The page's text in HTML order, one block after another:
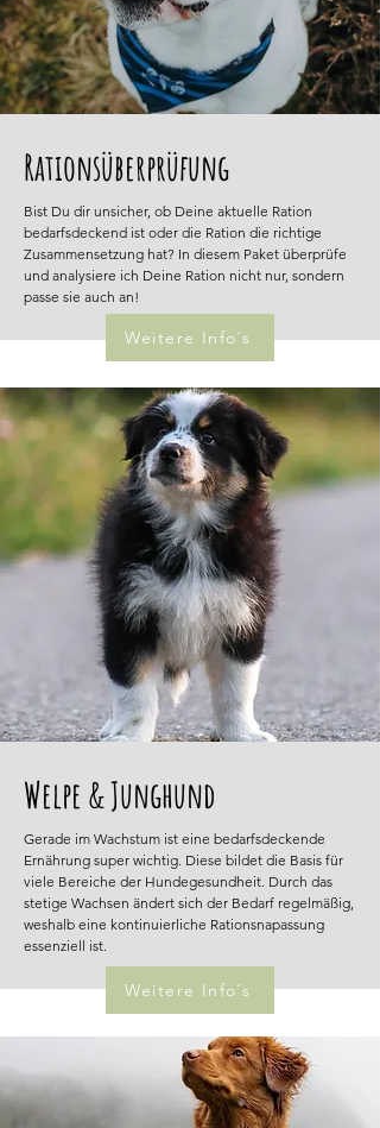
Rationsüberprüfung
Bist Du dir unsicher, ob Deine aktuelle Ration
bedarfsdeckend ist oder die Ration die richtige
Zusammensetzung hat? In diesem Paket überprüfe
und analysiere ich Deine Ration nicht nur, sondern
passe sie auch an!
Welpe & Junghund
Gerade im Wachstum ist eine bedarfsdeckende
Ernährung super wichtig. Diese bildet die Basis für
viele Bereiche der Hundegesundheit. Durch das
stetige Wachsen ändert sich der Bedarf regelmäßig,
weshalb eine kontinuierliche Rationsnapassung
essenziell ist.
Weitere Info´s
Weitere Info´s